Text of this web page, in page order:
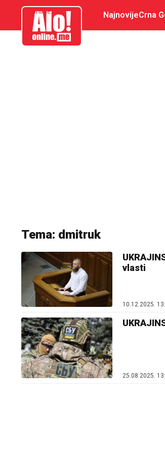
aloonline.me NajnovijeCrna
Tema: dmitruk
vlasti
10.12.2025.
25.08.2025.